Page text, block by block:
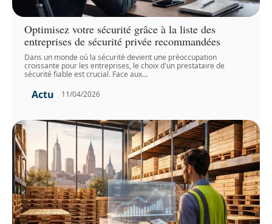
Optimisez votre sécurité grâce à la liste des
entreprises de sécurité privée recommandées
Dans un monde où la sécurité devient une préoccupation
croissante pour les entreprises, le choix d'un prestataire de
sécurité fiable est crucial. Face aux…
Actu 11/04/2026